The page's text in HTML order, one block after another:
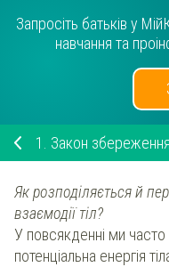
Запросіть батьків у
навчання та
1. Закон збереження
Як розподіляється й
взаємодії тіл?
У повсякденні ми
потенціальна енергія